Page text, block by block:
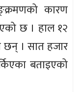
कारण
छ । हाल १२
छन् । सात हजार
बताइएको